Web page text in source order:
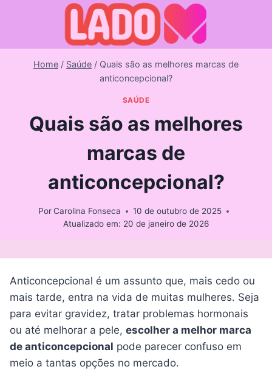
Home / Saúde / Quais são as melhores marcas de
anticoncepcional?
SAÚDE
Quais são as melhores
marcas de
anticoncepcional?
PorCarolina Fonseca
10 de outubro de 2025
Atualizado em: 20 de janeiro de 2026
Anticoncepcional é um assunto que, mais cedo ou
mais tarde, entra na vida de muitas mulheres. Seja
para evitar gravidez, tratar problemas hormonais
ou até melhorar a pele, escolher a melhor marca
de anticoncepcional pode parecer confuso em
meio a tantas opções no mercado.